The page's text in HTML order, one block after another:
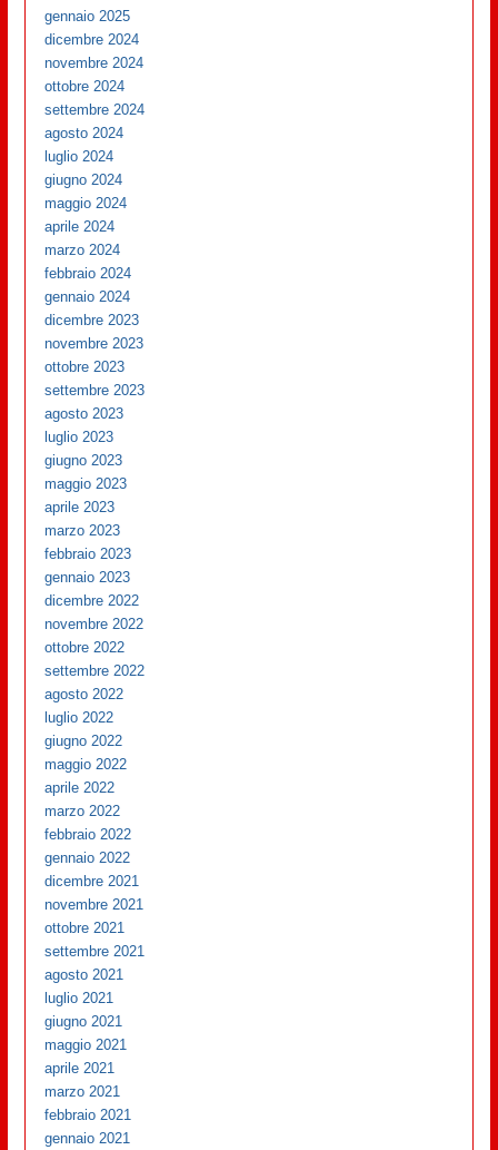
gennaio 2025
dicembre 2024
novembre 2024
ottobre 2024
settembre 2024
agosto 2024
luglio 2024
giugno 2024
maggio 2024
aprile 2024
marzo 2024
febbraio 2024
gennaio 2024
dicembre 2023
novembre 2023
ottobre 2023
settembre 2023
agosto 2023
luglio 2023
giugno 2023
maggio 2023
aprile 2023
marzo 2023
febbraio 2023
gennaio 2023
dicembre 2022
novembre 2022
ottobre 2022
settembre 2022
agosto 2022
luglio 2022
giugno 2022
maggio 2022
aprile 2022
marzo 2022
febbraio 2022
gennaio 2022
dicembre 2021
novembre 2021
ottobre 2021
settembre 2021
agosto 2021
luglio 2021
giugno 2021
maggio 2021
aprile 2021
marzo 2021
febbraio 2021
gennaio 2021